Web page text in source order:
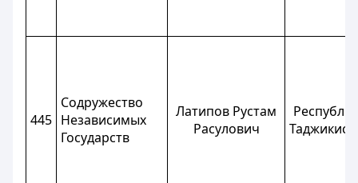
445
Содружество
Независимых
Государств
Латипов Рустам
Расулович